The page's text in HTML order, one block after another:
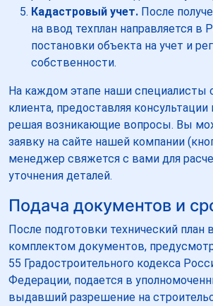
Кадастровый учет. После
на ввод техплан направляется в
постановки объекта на учет и
собственности.
На каждом этапе наши специалисты
клиента, предоставляя
решая возникающие вопросы. Вы
заявку на сайте нашей компании
менеджер свяжется с вами для
уточнения деталей.
Подача документов и
После подготовки технический план
комплектом документов,
55 Градостроительного кодекса
Федерации, подается в
выдавший разрешение на